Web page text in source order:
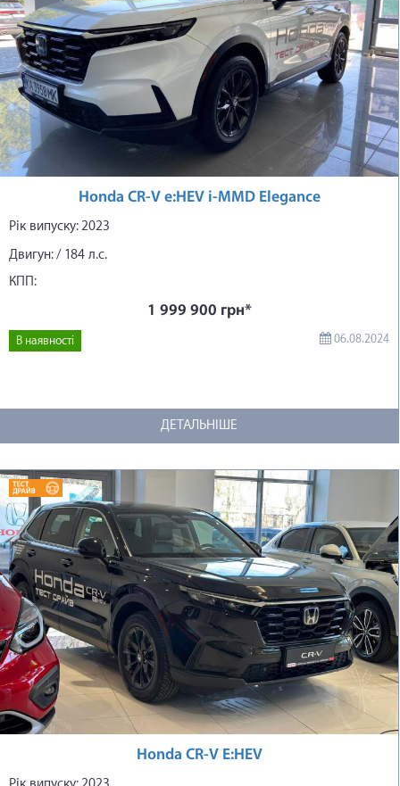
Honda CR-V e:HEV i-MMD Elegance
Рік випуску: 2023
Двигун: / 184 л.с.
КПП:
1 999 900 грн*
В наявності 06.08.2024
ДЕТАЛЬНІШЕ
Honda CR-V E:HEV